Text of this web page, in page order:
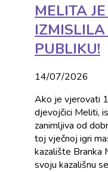
MELITA
PUBLIKU!
14/07/2026
Ako je vjerovati
djevojčici Meliti,
zanimljiva od
toj vječnoj igri
kazalište Branka
svoju kazališnu